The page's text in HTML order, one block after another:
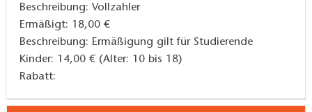
wichtigstenGeheimdienststandorte
im Kalten Krieg. Hier befand sich unter anderem die
Deutschlandzentrale dermilitärischen
Spionageabwehr des KGB sowie ein berüchtigtes
Stadtführung erfahren die Gäste mehr über die
Beschreibung: Vollzahler
Ermäßigt: 18,00 €
Beschreibung: Ermäßigung gilt für Studierende
Kinder: 14,00 € (Alter: 10 bis 18)
Rabatt: